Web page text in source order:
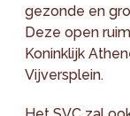
gezonde en
Deze open
Koninklijk
Vijversplein.